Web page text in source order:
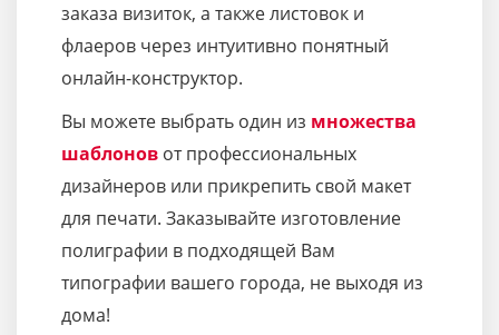
заказа визиток, а также листовок и
флаеров через интуитивно понятный
онлайн-конструктор.
Вы можете выбрать один из множества
шаблонов от профессиональных
дизайнеров или прикрепить свой макет
для печати. Заказывайте изготовление
полиграфии в подходящей Вам
типографии вашего города, не выходя из
дома!